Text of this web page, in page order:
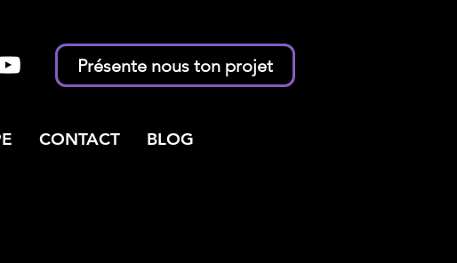
Présente nous ton projet
CONTACT BLOG